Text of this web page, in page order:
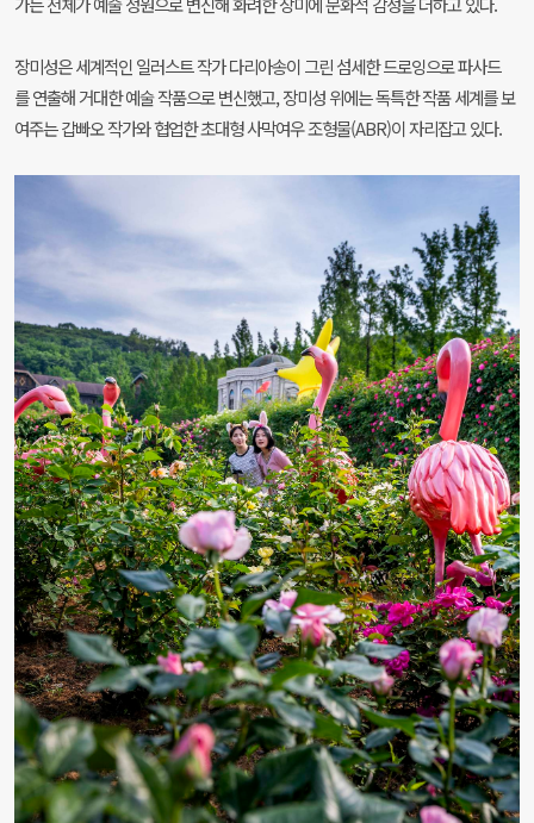
장미성은 세계적인 일러스트 작가 다리아송이 그린 섬세한 드로잉으로 파사드
를 연출해 거대한 예술 작품으로 변신했고, 장미성 위에는 독특한 작품 세계를 보
여주는 갑빠오 작가와 협업한 초대형 사막여우 조형물(ABR)이 자리잡고 있다.